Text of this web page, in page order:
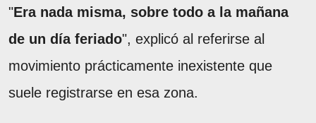
"Era nada misma, sobre todo a la mañana
de un día feriado", explicó al referirse al
movimiento prácticamente inexistente que
suele registrarse en esa zona.